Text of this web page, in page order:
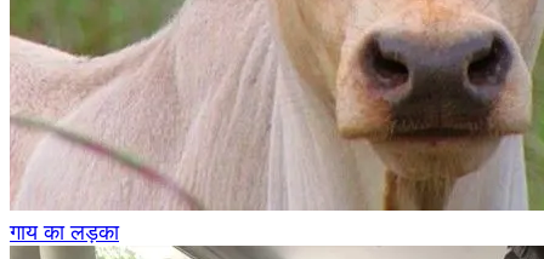
गाय का लड़का